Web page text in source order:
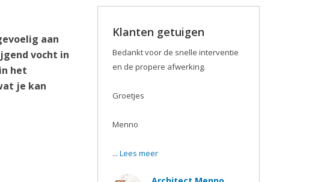
aan
vocht in
het
je kan
Klanten getuigen
Bedankt voor de snelle interventie
en de propere afwerking.
Groetjes
Menno
... Lees meer